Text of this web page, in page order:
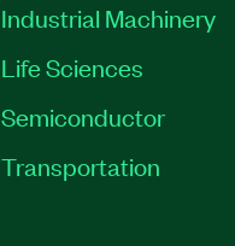
Industrial Machinery
Life Sciences
Semiconductor
Transportation